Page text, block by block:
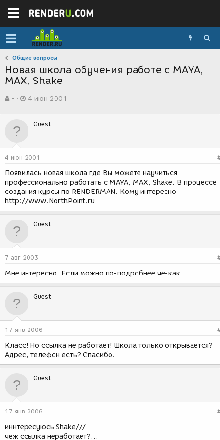
Общие вопросы
Новая школа обучения работе с MAYA,
MAX, Shake
в
р
-
а
д
н
и
я
4 июн 2001
Guest
4 июн 2001
Появилась новая школа где Вы можете научиться
профессионально работать с MAYA, MAX, Shake. В процессе
создания курсы по RENDERMAN. Кому интересно
http://www.NorthPoint.ru
Guest
7 авг 2003
Мне интересно. Если можно по-подробнее чё-как
Guest
17 янв 2006
Класс! Но ссылка не работает! Школа только открывается?
Адрес, телефон есть? Спасибо.
Guest
17 янв 2006
иннтересуюсь Shake///
чеж ссылка неработает?...